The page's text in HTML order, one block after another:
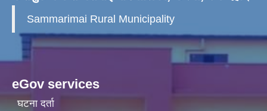
Sammarimai Rural Municipality
eGov services
घटना दर्ता